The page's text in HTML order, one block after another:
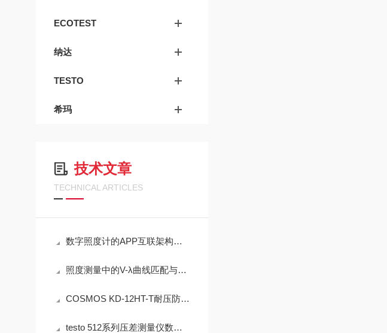
ECOTEST
纳达
TESTO
希玛
技术文章
TECHNICAL ARTICLES
数字照度计的APP互联架构与现场数据闭环管理技术
照度测量中的V-λ曲线匹配与余弦校正误差分析——以硅光电二极管照度计为例
COSMOS KD-12HT-T耐压防爆NMP炉内直插检测设备工程设计指南
testo 512系列压差测量仪数字通信与数据管理技术架构